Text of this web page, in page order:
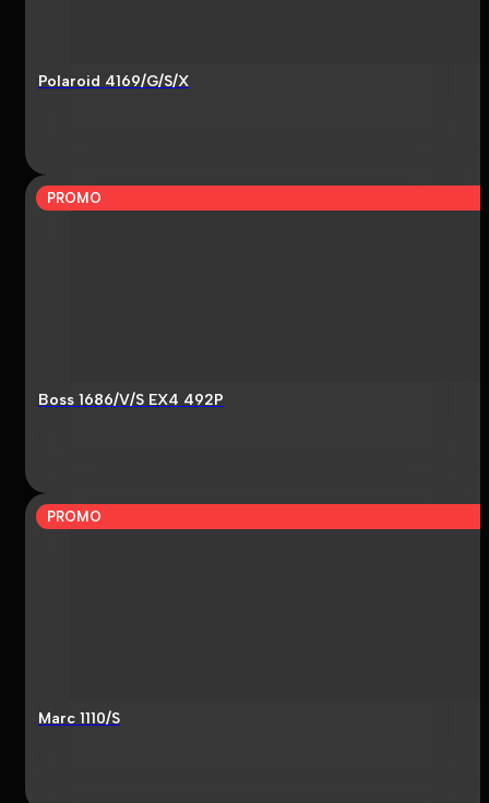
Polaroid 4169/G/S/X
PROMO
Boss 1686/V/S EX4 492P
PROMO
Marc 1110/S